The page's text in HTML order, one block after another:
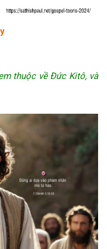
thuộc về Đức Kitô, và